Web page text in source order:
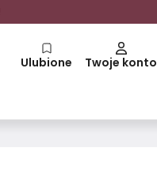
Ulubione Twoje konto